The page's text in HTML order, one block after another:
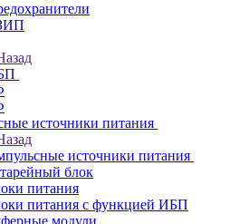
источники питания
источники питания
блок
питания
питания с функцией ИБП
модули